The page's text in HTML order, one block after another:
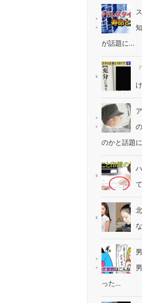
が話題に…
のかと話題
った…